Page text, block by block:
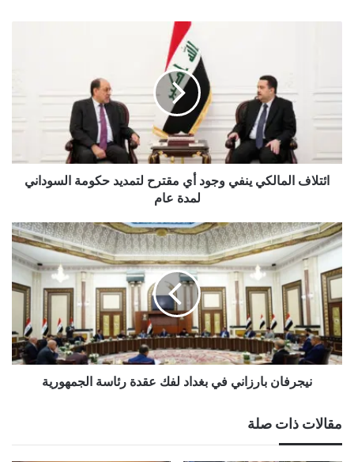
أي
لتمديد
السوداني
لمدةائتلاف المالكي ينفي وجود أي مقترح لتمديد حكومة السوداني
لمدة عام
نيجرفان
بارزاني
بغداد
لفك
عقدة
رئاسة
الجمهورية
نيجرفان بارزاني في بغداد لفك عقدة رئاسة الجمهورية
مقالات ذات صلة